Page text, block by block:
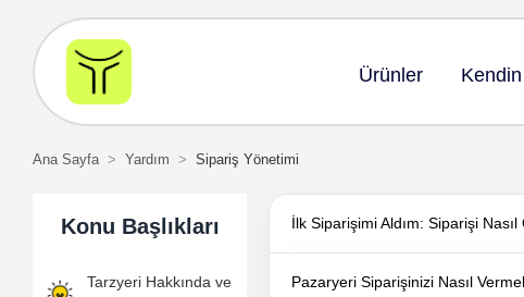
Ürünler
Ana Sayfa Yardım Sipariş Yönetimi
Konu Başlıkları
Tarzyeri Hakkında ve
İlk Siparişimi Aldım: Siparişi
Pazaryeri Siparişinizi Nasıl